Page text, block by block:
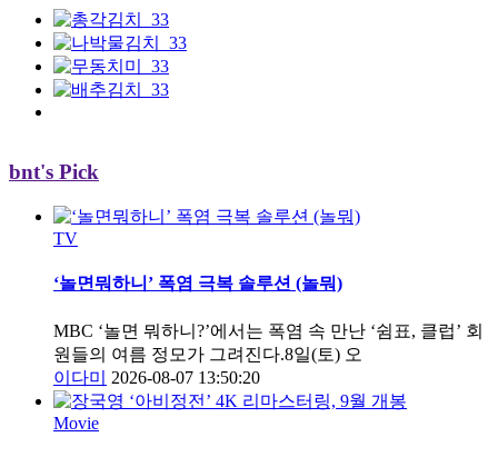
bnt's Pick
TV
‘놀면뭐하니’ 폭염 극복 솔루션 (놀뭐)
MBC ‘놀면 뭐하니?’에서는 폭염 속 만난 ‘쉼표, 클럽’ 회
원들의 여름 정모가 그려진다.8일(토) 오
이다미
2026-08-07 13:50:20
Movie